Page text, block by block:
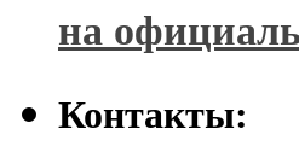
на
Контакты: